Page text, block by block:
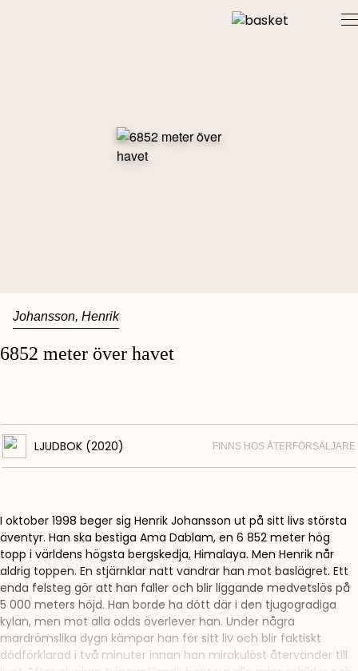
Johansson, Henrik
6852 meter över havet
LJUDBOK (2020) FINNS HOS ÅTERFÖRSÄLJARE
I oktober 1998 beger sig Henrik Johansson ut på sitt livs största
äventyr. Han ska bestiga Ama Dablam, en 6 852 meter hög
topp i världens högsta bergskedja, Himalaya. Men Henrik når
aldrig toppen. En stjärnklar natt vandrar han mot baslägret. Ett
enda felsteg gör att han faller och blir liggande medvetslös på
5 000 meters höjd. Han borde ha dött där i den tjugogradiga
kylan, men mot alla odds överlever han. Under några
mardrömslika dygn kämpar han för sitt liv och blir faktiskt
dödförklarad i två minuter innan han mirakulöst återvänder till